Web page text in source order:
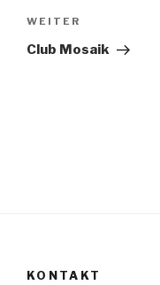
Nächster
Beitrag
WEITER
Club Mosaik
KONTAKT